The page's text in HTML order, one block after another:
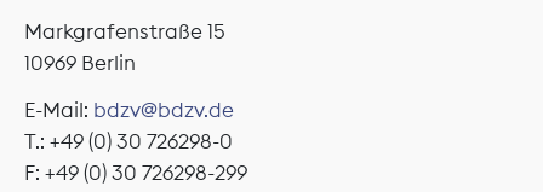
Markgrafenstraße 15
10969 Berlin
E-Mail: bdzv@bdzv.de
T.: +49 (0) 30 726298-0
F: +49 (0) 30 726298-299